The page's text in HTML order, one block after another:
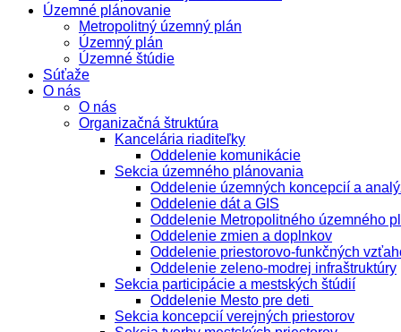
Územné plánovanie
Metropolitný územný plán
Územný plán
Územné štúdie
Súťaže
O nás
O nás
Organizačná štruktúra
Kancelária riaditeľky
Oddelenie komunikácie
Sekcia územného plánovania
Oddelenie územných koncepcií a
Oddelenie dát a GIS
Oddelenie Metropolitného územného
Oddelenie zmien a doplnkov
Oddelenie priestorovo-funkčných
Oddelenie zeleno-modrej infraštruktúry
Sekcia participácie a mestských štúdií
Oddelenie Mesto pre deti
Sekcia koncepcií verejných priestorov